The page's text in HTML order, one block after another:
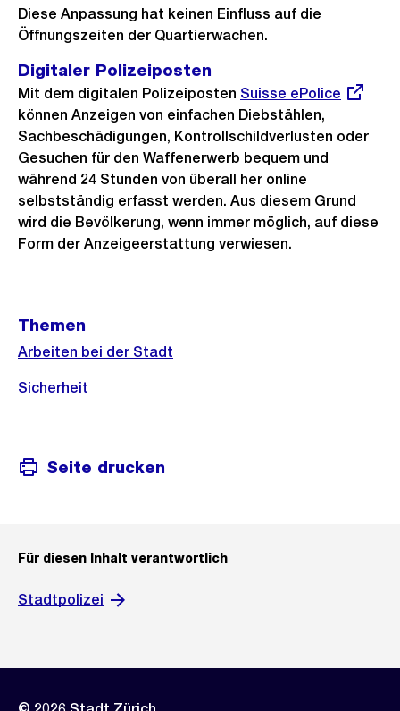
Diese Anpassung hat keinen Einfluss auf die
Öffnungszeiten der Quartierwachen.
Digitaler Polizeiposten
Mit dem digitalen Polizeiposten Externer
Link:
Suisse ePolice
können Anzeigen von einfachen Diebstählen,
Sachbeschädigungen, Kontrollschildverlusten oder
Gesuchen für den Waffenerwerb bequem und
während 24 Stunden von überall her online
selbstständig erfasst werden. Aus diesem Grund
wird die Bevölkerung, wenn immer möglich, auf diese
Form der Anzeigeerstattung verwiesen.
Informationen
Themen
Arbeiten bei der Stadt
Sicherheit
Seite drucken
Für diesen Inhalt verantwortlich
Stadtpolizei